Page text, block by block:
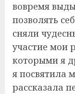
вовремя
позволять
сняли
участие мои
которыми я
я посвятила
рассказала